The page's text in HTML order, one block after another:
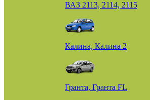
ВАЗ 2113, 2114, 2115
Калина, Калина 2
Гранта, Гранта FL